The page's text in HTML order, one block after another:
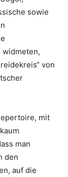
sowie
von
mit
man
den
auf die